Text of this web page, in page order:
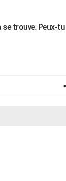
se trouve. Peux-tu